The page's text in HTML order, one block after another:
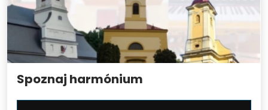
Spoznaj harmónium